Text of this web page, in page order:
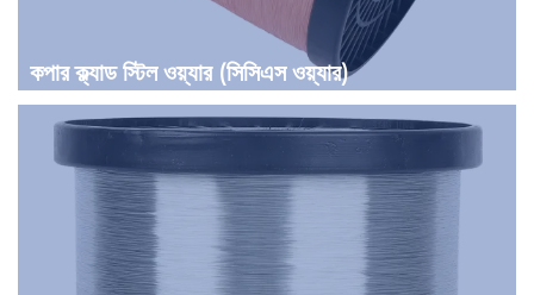
কপার ক্ল্যাড স্টিল ওয়্যার (সিসিএস ওয়্যার)